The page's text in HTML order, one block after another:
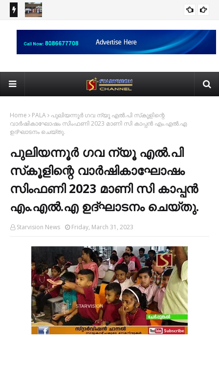
മാർ സ്ലീവാ മെഡിസിറ്റിയും.
Home PALA
പുലിയന്നൂര്‍ ഗവ ന്യൂ എല്‍.പി സ്‌കൂളിന്റെ
വാര്‍ഷികാഘോഷം സിംഫണി 2023 മാണി സി കാപ്പന്‍ എം.എല്‍.എ
ഉദ്ഘാടനം ചെയ്തു.
പുലിയന്നൂര്‍ ഗവ ന്യൂ എല്‍.പി
സ്‌കൂളിന്റെ വാര്‍ഷികാഘോഷം
സിംഫണി 2023 മാണി സി കാപ്പന്‍
എം.എല്‍.എ ഉദ്ഘാടനം ചെയ്തു.
Starvision News Friday, March 31, 2023